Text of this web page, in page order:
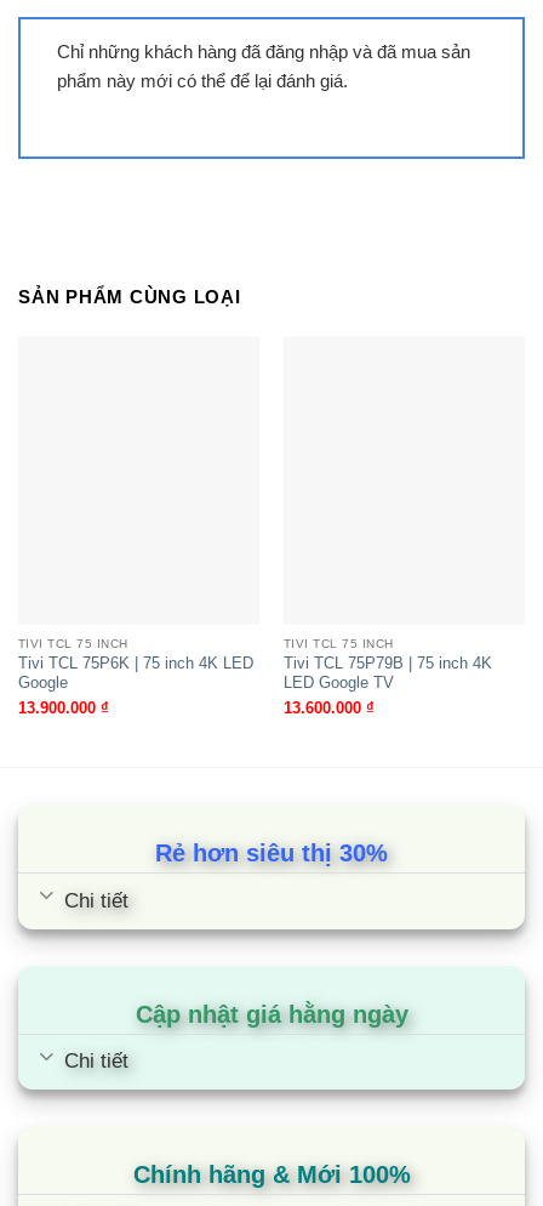
Tivi TCL 75C7K | 75 inch 4K QD-
Tivi TCL 43P7K | 43 inch 4K QLED
Chỉ những khách hàng đã đăng nhập và đã mua sản
phẩm này mới có thể để lại đánh giá.
SẢN PHẨM CÙNG LOẠI
TIVI TCL 75 INCH
Tivi TCL 75P6K | 75 inch 4K LED
Google
13.900.000 ₫
TIVI TCL 75 INCH
Tivi TCL 75P79B | 75 inch 4K
LED Google TV
13.600.000 ₫
Rẻ hơn siêu thị 30%
Chi tiết
Cập nhật giá hằng ngày
Chi tiết
Chính hãng & Mới 100%